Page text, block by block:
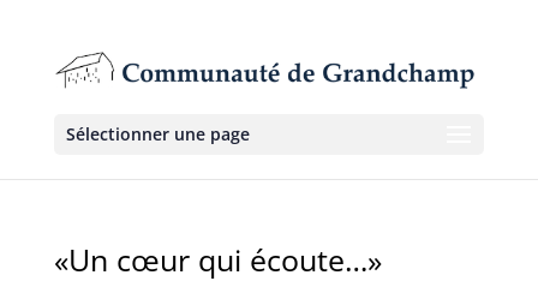
Sélectionner une page
«Un cœur qui écoute…»